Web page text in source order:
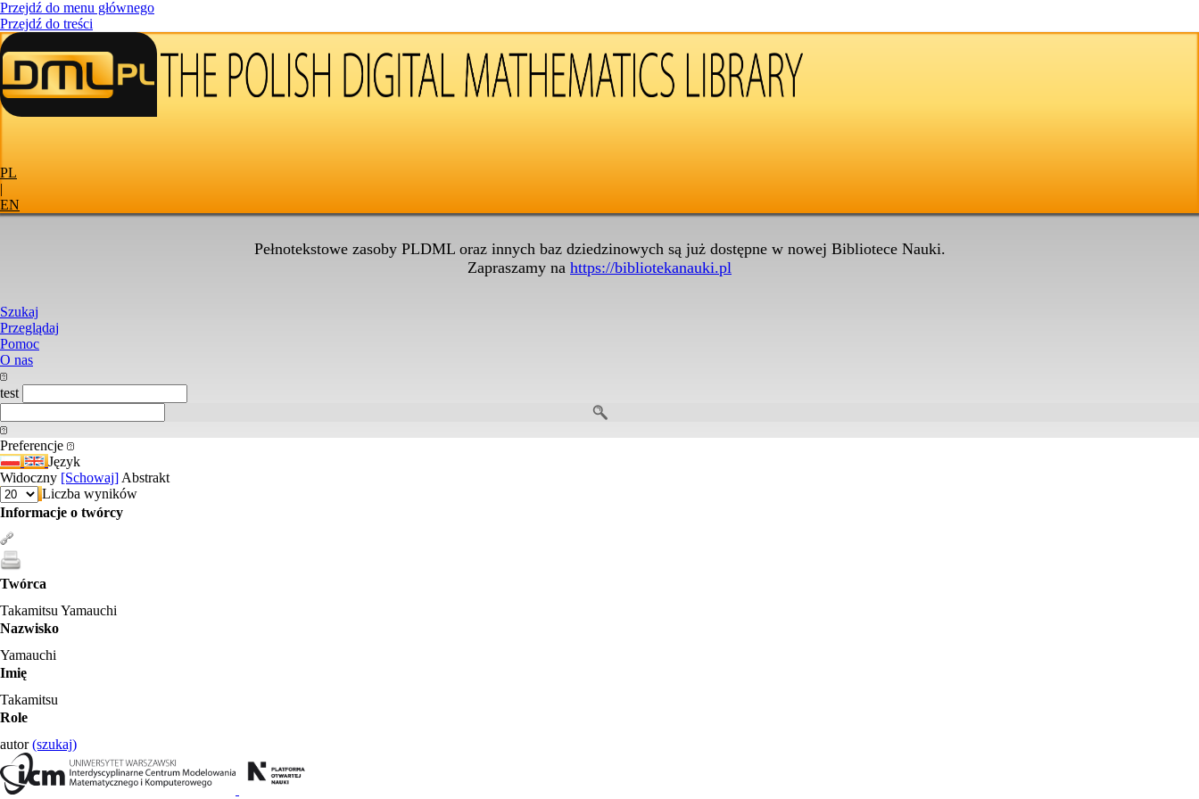
Przejdź do menu głównego
Przejdź do treści
PL
|
EN
Pełnotekstowe zasoby PLDML oraz innych baz dziedzinowych są już dostępne w nowej Bibliotece Nauki.
Zapraszamy na https://bibliotekanauki.pl
Szukaj
Przeglądaj
Pomoc
O nas
test
Preferencje
Język
Widoczny [Schowaj] Abstrakt
Liczba wyników
Informacje o twórcy
Twórca
Takamitsu Yamauchi
Nazwisko
Yamauchi
Imię
Takamitsu
Role
autor(szukaj)